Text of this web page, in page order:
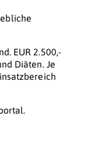
EUR 2.500,-
Diäten. Je